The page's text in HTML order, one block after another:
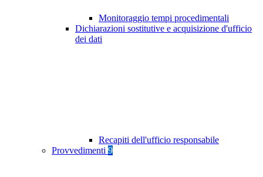
Monitoraggio tempi procedimentali
Dichiarazioni sostitutive e acquisizione d'ufficio
dei dati
Recapiti dell'ufficio responsabile
Provvedimenti 9